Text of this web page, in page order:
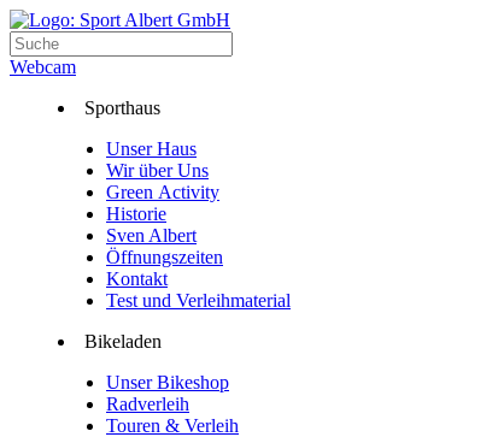
Webcam
Sporthaus
Unser Haus
Wir über Uns
Green Activity
Historie
Sven Albert
Öffnungszeiten
Kontakt
Test und Verleihmaterial
Bikeladen
Unser Bikeshop
Radverleih
Touren & Verleih